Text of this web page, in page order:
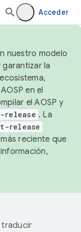
Acceder
nuestro modelo
garantizar la
en el
el AOSP y
release . La
release
reciente que
traducir